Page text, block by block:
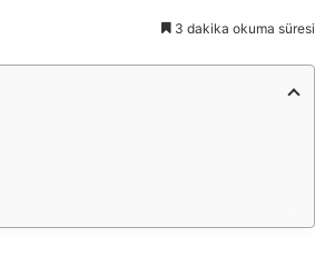
3 dakika okuma süresi